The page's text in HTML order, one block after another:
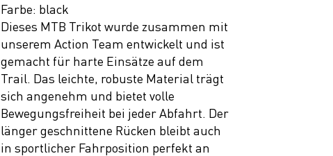
Farbe: black
Dieses MTB Trikot wurde zusammen mit
unserem Action Team entwickelt und ist
gemacht für harte Einsätze auf dem
Trail. Das leichte, robuste Material trägt
sich angenehm und bietet volle
Bewegungsfreiheit bei jeder Abfahrt. Der
länger geschnittene Rücken bleibt auch
in sportlicher Fahrposition perfekt an